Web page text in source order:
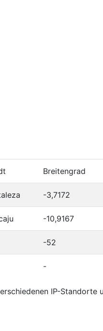
Breitengrad
-3,7172
-10,9167
-52
-
IP-